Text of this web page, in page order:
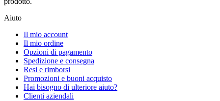
Aiuto
Il mio account
Il mio ordine
Opzioni di pagamento
Spedizione e consegna
Resi e rimborsi
Promozioni e buoni acquisto
Hai bisogno di ulteriore aiuto?
Clienti aziendali